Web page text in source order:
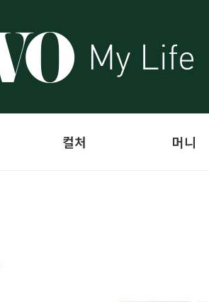
컬처 머니